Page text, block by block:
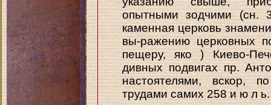
опытными зодчими (сн.
каменная церковь
вы-ражению церковных
пещеру, яко ) Киево-
дивных подвигах пр.
настоятелями, вскор,
трудами самих 258 и ю л